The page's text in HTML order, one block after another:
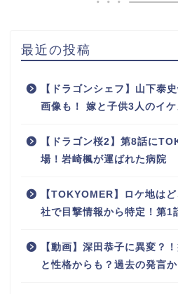
最近の投稿
【ドラゴンシェフ】山下泰
画像も！ 嫁と子供3人のイ
【ドラゴン桜2】第8話に
場！岩崎楓が運ばれた病院
【TOKYOMER】ロケ地は
社で目撃情報から特定！第1
【動画】深田恭子に異変？
と性格からも？過去の発言